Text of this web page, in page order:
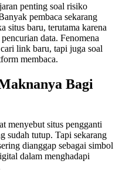
penting soal risiko
pembaca sekarang
situs baru, terutama karena
data. Fenomena
link baru, tapi juga soal
membaca.
Bagi
menyebut situs pengganti
sudah tutup. Tapi sekarang
dianggap sebagai simbol
dalam menghadapi